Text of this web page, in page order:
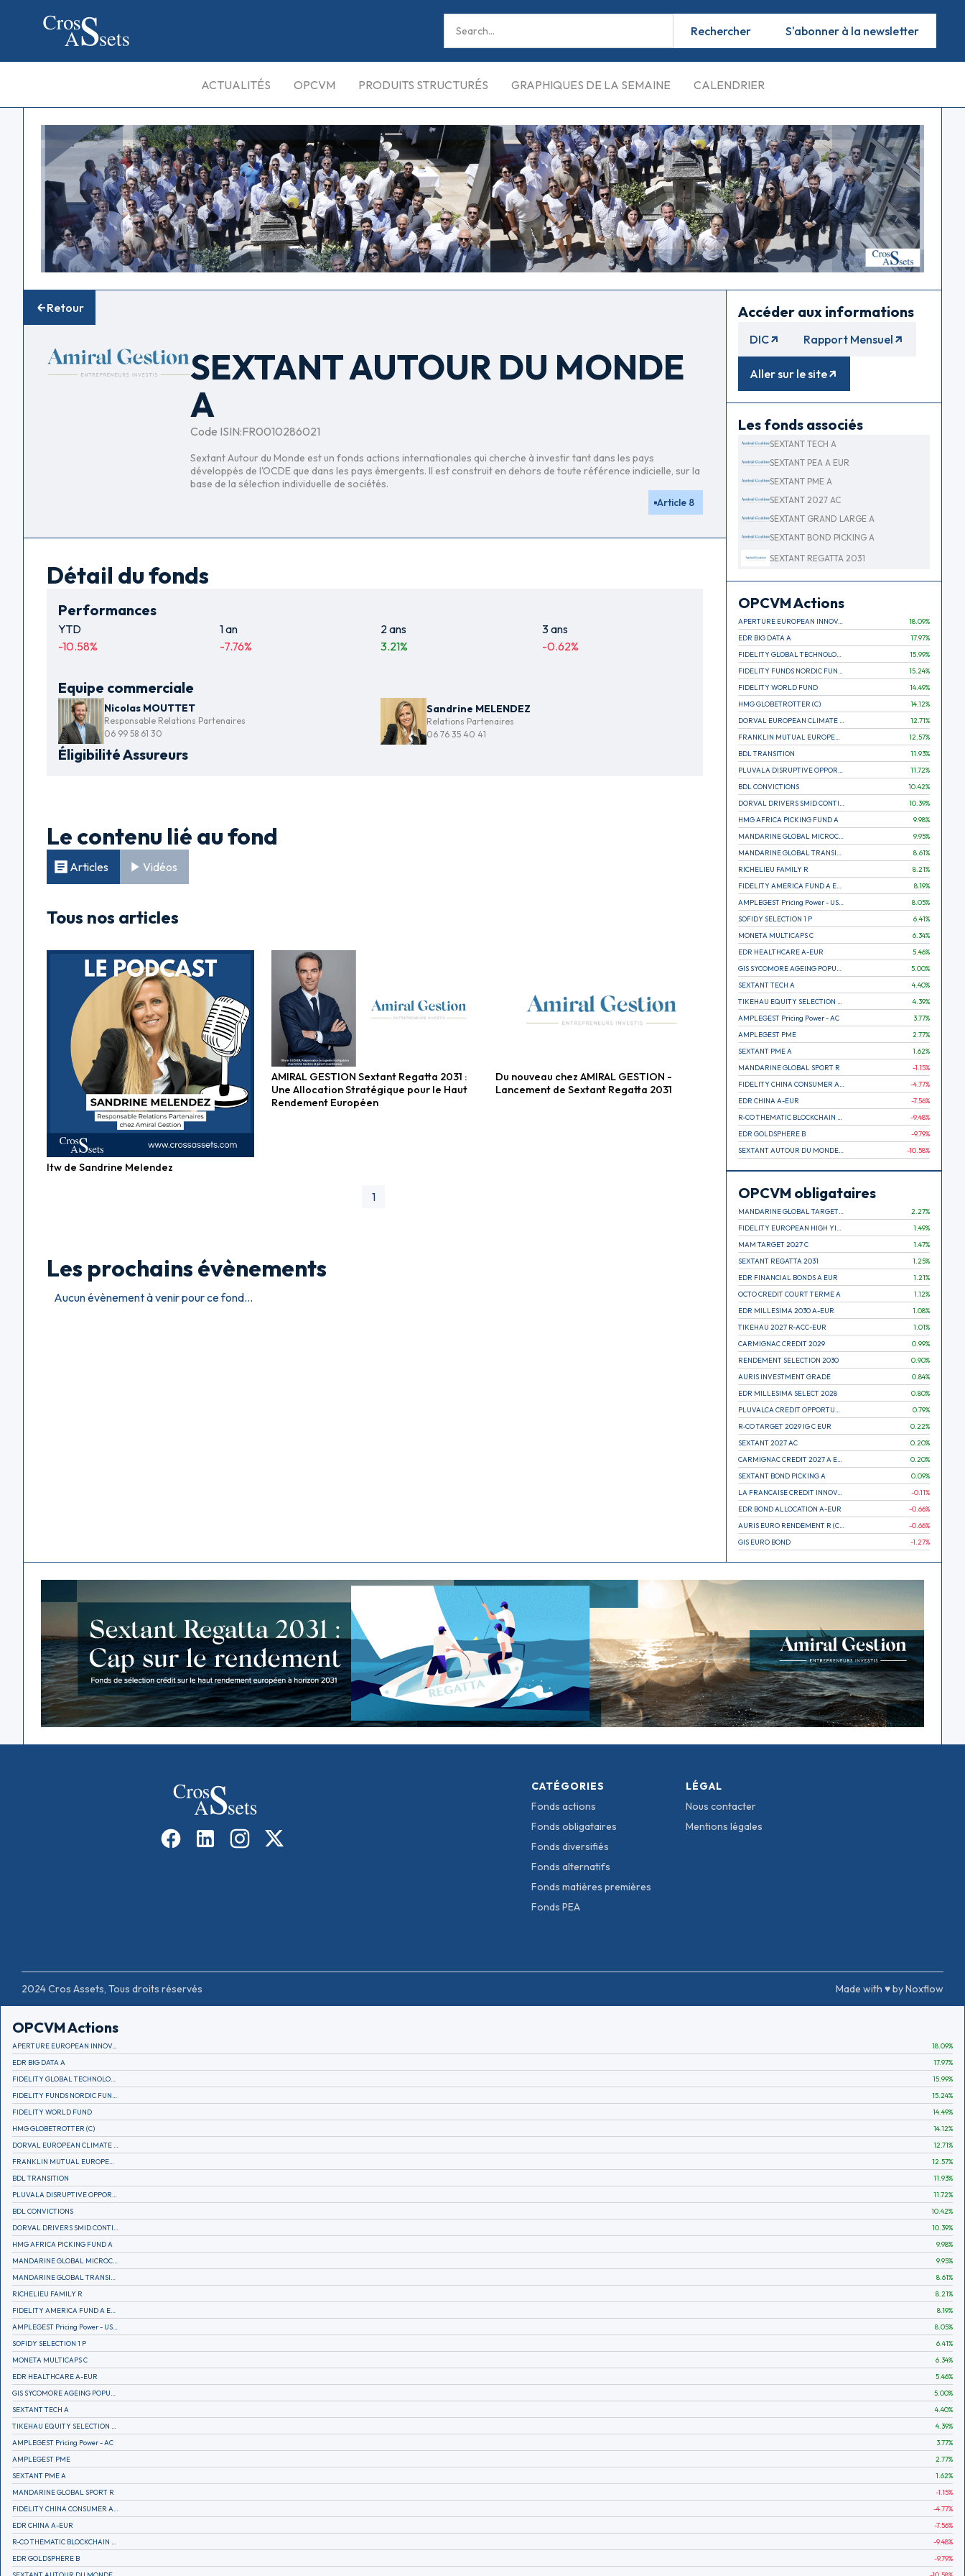
S'abonner à la newsletter
ACTUALITÉS OPCVM PRODUITS STRUCTURÉS GRAPHIQUES DE LA SEMAINE CALENDRIER
Retour
SEXTANT AUTOUR DU MONDE
A
Code ISIN:FR0010286021
Sextant Autour du Monde est un fonds actions internationales qui cherche à investir tant dans les pays
développés de l'OCDE que dans les pays émergents. Il est construit en dehors de toute référence indicielle, sur la
base de la sélection individuelle de sociétés.
Article 8
Détail du fonds
Performances
YTD
-10.58%
1 an
-7.76%
2 ans
3.21%
3 ans
-0.62%
Equipe commerciale
Nicolas MOUTTET
Responsable Relations Partenaires
06 99 58 61 30
Sandrine MELENDEZ
Relations Partenaires
06 76 35 40 41
Éligibilité Assureurs
Le contenu lié au fond
Articles Vidéos
Tous nos articles
Itw de Sandrine Melendez
Fonds obligataires
AMIRAL GESTION Sextant Regatta 2031 :
Une Allocation Stratégique pour le Haut
Rendement Européen
Fonds obligataires
Du nouveau chez AMIRAL GESTION -
Lancement de Sextant Regatta 2031
1
Les prochains évènements
Aucun évènement à venir pour ce fond...
Accéder aux informations
DIC Rapport Mensuel
Aller sur le site
Les fonds associés
SEXTANT TECH A
SEXTANT PEA A EUR
SEXTANT PME A
SEXTANT 2027 AC
SEXTANT GRAND LARGE A
SEXTANT BOND PICKING A
SEXTANT REGATTA 2031
OPCVM Actions
APERTURE EUROPEAN INNOVATION 18.09%
EDR BIG DATA A
17.97%
15.99%
15.24%
FIDELITY WORLD FUND
14.49%
HMG GLOBETROTTER (C)
14.12%
12.71%
12.57%
BDL TRANSITION
11.93%
11.72%
BDL CONVICTIONS
10.42%
10.39%
HMG AFRICA PICKING FUND A
9.98%
9.95%
8.61%
RICHELIEU FAMILY R
8.21%
8.19%
8.05%
SOFIDY SELECTION 1 P
6.41%
MONETA MULTICAPS C
6.34%
EDR HEALTHCARE A-EUR
5.46%
5.00%
SEXTANT TECH A
4.40%
4.39%
AMPLEGEST Pricing Power - AC
3.77%
AMPLEGEST PME
2.77%
SEXTANT PME A
1.62%
MANDARINE GLOBAL SPORT R
-1.15%
-4.77%
EDR CHINA A-EUR
-7.56%
-9.48%
EDR GOLDSPHERE B
-9.79%
-10.58%
OPCVM obligataires
2.27%
1.49%
MAM TARGET 2027 C
1.47%
SEXTANT REGATTA 2031
1.25%
EDR FINANCIAL BONDS A EUR
1.21%
OCTO CREDIT COURT TERME A
1.12%
EDR MILLESIMA 2030 A-EUR
1.08%
TIKEHAU 2027 R-ACC-EUR
1.01%
CARMIGNAC CREDIT 2029
0.99%
RENDEMENT SELECTION 2030
0.90%
AURIS INVESTMENT GRADE
0.84%
EDR MILLESIMA SELECT 2028
0.80%
0.79%
R-CO TARGET 2029 IG C EUR
0.22%
SEXTANT 2027 AC
0.20%
0.20%
SEXTANT BOND PICKING A
0.09%
LA FRANCAISE CREDIT INNOVATION
-0.11%
EDR BOND ALLOCATION A-EUR
-0.66%
-0.66%
GIS EURO BOND
-1.27%
CATÉGORIES
Fonds actions
Fonds obligataires
Fonds diversifiés
Fonds alternatifs
Fonds matières premières
Fonds PEA
LÉGAL
Nous contacter
Mentions légales
2024 Cros Assets, Tous droits réservés Made with ♥ by Noxflow
OPCVM Actions
APERTURE EUROPEAN INNOVATION 18.09%
EDR BIG DATA A
17.97%
15.99%
15.24%
FIDELITY WORLD FUND
14.49%
HMG GLOBETROTTER (C)
14.12%
12.71%
12.57%
BDL TRANSITION
11.93%
11.72%
BDL CONVICTIONS
10.42%
10.39%
HMG AFRICA PICKING FUND A
9.98%
9.95%
8.61%
RICHELIEU FAMILY R
8.21%
8.19%
8.05%
SOFIDY SELECTION 1 P
6.41%
MONETA MULTICAPS C
6.34%
EDR HEALTHCARE A-EUR
5.46%
5.00%
SEXTANT TECH A
4.40%
4.39%
AMPLEGEST Pricing Power - AC
3.77%
AMPLEGEST PME
2.77%
SEXTANT PME A
1.62%
MANDARINE GLOBAL SPORT R
-1.15%
-4.77%
EDR CHINA A-EUR
-7.56%
-9.48%
EDR GOLDSPHERE B
-9.79%